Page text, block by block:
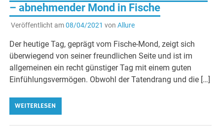
– abnehmender Mond in Fische
Veröffentlicht am08/04/2021 von Allure
Der heutige Tag, geprägt vom Fische-Mond, zeigt sich
überwiegend von seiner freundlichen Seite und ist im
allgemeinen ein recht günstiger Tag mit einem guten
Einfühlungsvermögen. Obwohl der Tatendrang und die […]
WEITERLESEN